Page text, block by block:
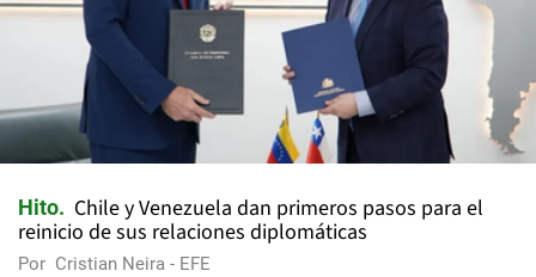
Hito
Chile y Venezuela dan primeros pasos para el
reinicio de sus relaciones diplomáticas
Por Cristian Neira - EFE